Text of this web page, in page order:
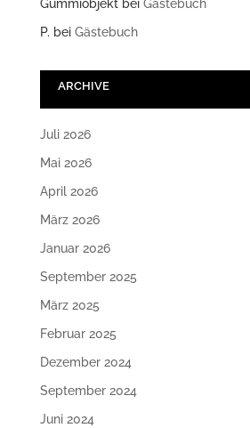
Gummiobjektbei Gästebuch
P. bei Gästebuch
ARCHIVE
Juli 2026
Mai 2026
April 2026
März 2026
Januar 2026
September 2025
März 2025
Februar 2025
Dezember 2024
September 2024
Juni 2024